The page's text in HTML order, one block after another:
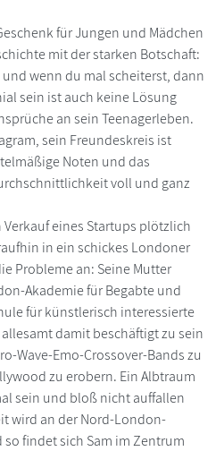
für Jungen und Mädchen
mit der starken Botschaft:
wenn du mal scheiterst, dann
sein ist auch keine Lösung
an sein Teenagerleben.
sein Freundeskreis ist
Noten und das
voll und ganz
eines Startups plötzlich
in ein schickes Londoner
Probleme an: Seine Mutter
Akademie für Begabte und
für künstlerisch interessierte
damit beschäftigt zu sein
Wave-Emo-Crossover-Bands zu
zu erobern. Ein Albtraum
sein und bloß nicht auffallen
wird an der Nord-London-
findet sich Sam im Zentrum